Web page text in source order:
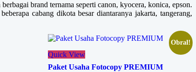
berbagai brand ternama seperti canon, kyocera, konica, epson.
cabang dikota besar diantaranya jakarta, tangerang,
Obral!
Quick View
Paket Usaha Fotocopy PREMIUM